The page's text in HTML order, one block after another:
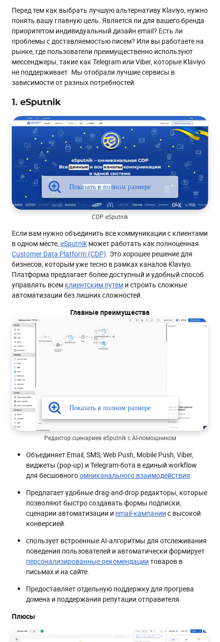
Перед тем как выбрать лучшую альтернативу Klaviyo, нужно
понять вашу главную цель. Является ли для вашего бренда
приоритетом индивидуальный дизайн email? Есть ли
проблемы с доставляемостью писем? Или вы работаете на
рынке, где пользователи преимущественно используют
мессенджеры, такие как Telegram или Viber, которые Klaviyo
не поддерживает. Мы отобрали лучшие сервисы в
зависимости от разных потребностей.
1. eSputnik
CDP eSputnik
Если вам нужно объединить все коммуникации с клиентами
в одном месте,eSputnik может работать как полноценная
Customer Data Platform (CDP). Это хорошее решение для
бизнесов, которым уже тесно в рамках каналов Klaviyo.
Платформа предлагает более доступный и удобный способ
управлять всем клиентским путем и строить сложные
автоматизации без лишних сложностей.
Главные преимущества
Редактор сценариев eSputnik с AI-помощником
Объединяет Email, SMS, Web Push, Mobile Push, Viber,
виджеты (pop-up) и Telegram-бота в единый workflow
для бесшовногоомниканального взаимодействия
Предлагает удобные drag-and-drop редакторы, которые
позволяют быстро создавать формы подписки,
сценарии автоматизации и email-кампании с высокой
конверсией.
спользует встроенные AI-алгоритмы для отслеживания
поведения пользователей и автоматически формирует
персонализированные рекомендации товаров в
письмах и на сайте.
Предоставляет отдельную поддержку для прогрева
домена и поддержания репутации отправителя.
Плюсы